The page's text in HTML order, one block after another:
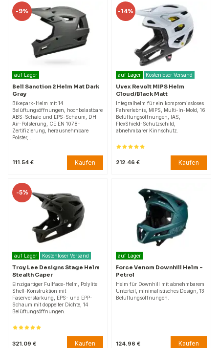
-9%
auf Lager
Bell Sanction 2 Helm Mat Dark
Gray
Bikepark-Helm mit 14
Belüftungsöffnungen, hochbelastbare
ABS-Schale und EPS-Schaum, DH
Air-Polsterung, CE EN 1078-
Zertifizierung, herausnehmbare
Polster,…
111.54 € Kaufen
-14%
auf Lager Kostenloser Versand
Uvex Revolt MIPS Helm
Cloud/Black Matt
Integralhelm für ein kompromissloses
Fahrerlebnis, MIPS, Multi-In-Mold, 16
Belüftungsöffnungen, IAS,
FlexShield-Schutzschild,
abnehmbarer Kinnschutz.
212.46 € Kaufen
-5%
auf Lager Kostenloser Versand
Troy Lee Designs Stage Helm
Stealth Caper
Einzigartiger Fullface-Helm, Polylite
Shell-Konstruktion mit
Faserverstärkung, EPS- und EPP-
Schaum mit doppelter Dichte, 14
Belüftungsöffnungen.
321.09 € Kaufen
auf Lager
Force Venom Downhill Helm –
Petrol
Helm für Downhill mit abnehmbarem
Unterteil, minimalistisches Design, 13
Belüftungsöffnungen.
124.96 € Kaufen